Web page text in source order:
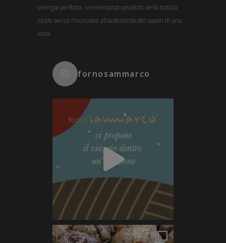
sinergia perfetta, reinventando prodotti della tipicità
locale senza rinunciare all’autenticità dei sapori di una
volta.
fornosammarco